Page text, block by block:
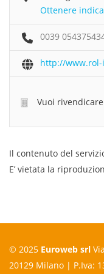
Ottenere
0039
http://www.rol-
Vuoi
Il contenuto del
E’ vietata la
© 2025 Euroweb srl
20129 Milano | P.Iva: